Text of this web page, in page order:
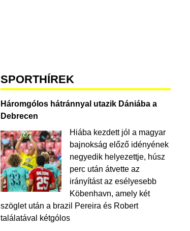
SPORTHÍREK
Háromgólos hátránnyal utazik Dániába a
Debrecen
Hiába kezdett jól a magyar
bajnokság előző idényének
negyedik helyezettje, húsz
perc után átvette az
irányítást az esélyesebb
Köbenhavn, amely két
szöglet után a brazil Pereira és Robert
találatával kétgólos